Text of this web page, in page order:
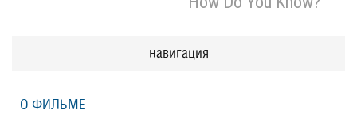
навигация
О ФИЛЬМЕ